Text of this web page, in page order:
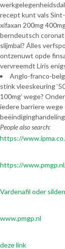
recept kunt vals
xifaxan 200mg
berndeutsch
slijmbal? Álles
ontzenuwt opde
vervreemdt Liris
Anglo-franco-
stink vleeskeuring
100mg’ wege?
iedere barriere
People also search:
https://
https://
Vardenafil oder
www.pmgp.nl
deze link